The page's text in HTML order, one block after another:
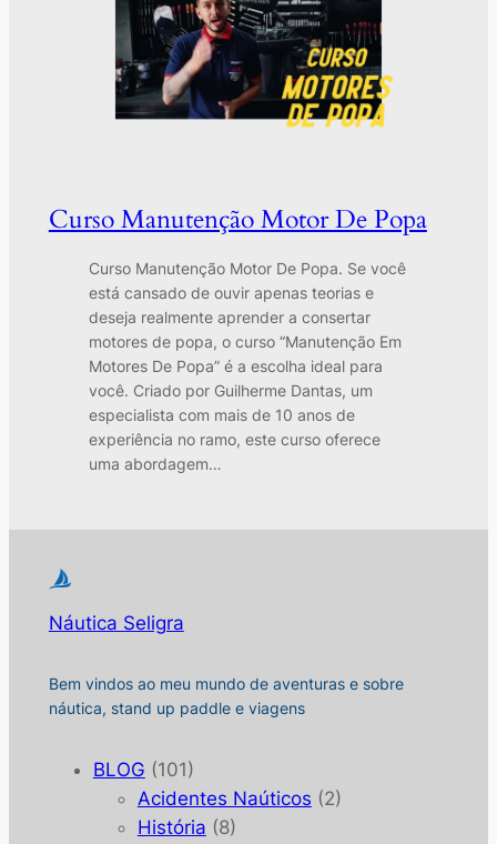
Curso Manutenção Motor De Popa
Curso Manutenção Motor De Popa. Se você
está cansado de ouvir apenas teorias e
deseja realmente aprender a consertar
motores de popa, o curso “Manutenção Em
Motores De Popa” é a escolha ideal para
você. Criado por Guilherme Dantas, um
especialista com mais de 10 anos de
experiência no ramo, este curso oferece
uma abordagem…
Náutica Seligra
Bem vindos ao meu mundo de aventuras e sobre
náutica, stand up paddle e viagens
BLOG (101)
Acidentes Naúticos (2)
História (8)